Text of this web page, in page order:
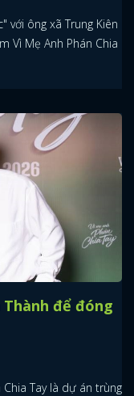
với ông xã Trung Kiên
Vì Mẹ Anh Phán Chia
để đóng
Tay là dự án trùng